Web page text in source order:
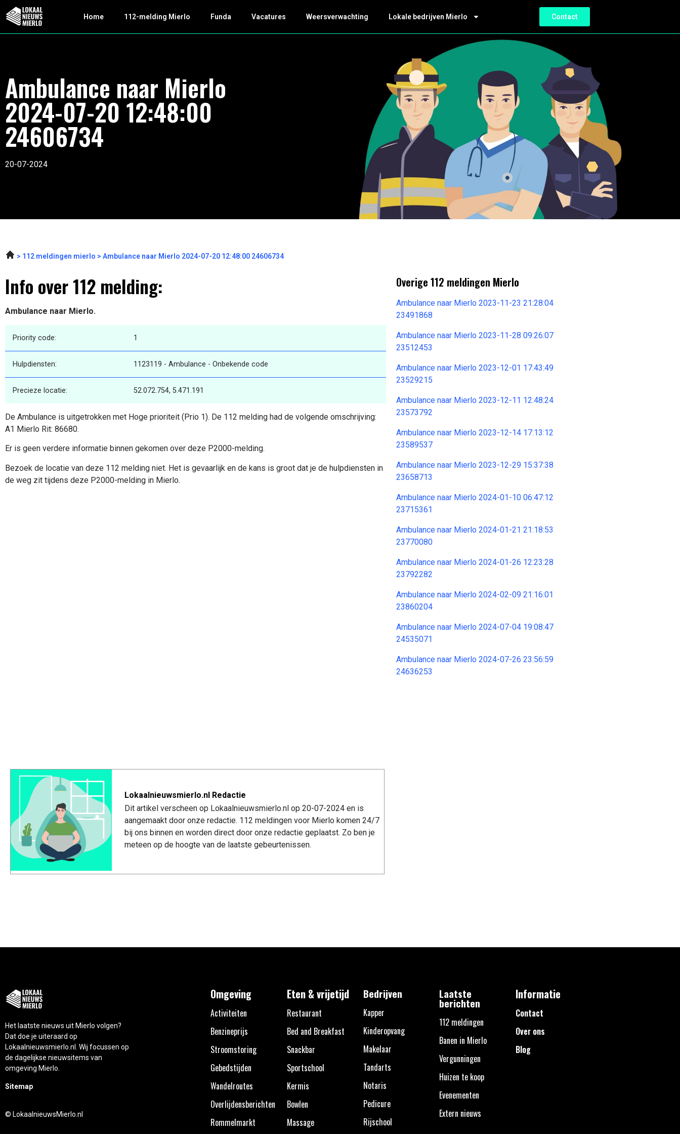
Home 112-melding Mierlo Funda Vacatures Weersverwachting Lokale bedrijven Mierlo Contact
Ambulance naar Mierlo
2024-07-20 12:48:00
24606734
20-07-2024
112 meldingen mierlo Ambulance naar Mierlo 2024-07-20 12:48:00 24606734
Info over 112 melding:
Ambulance naar Mierlo.
Priority code: 1
Hulpdiensten: 1123119 - Ambulance - Onbekende code
Precieze locatie: 52.072.754, 5.471.191
De Ambulance is uitgetrokken met Hoge prioriteit (Prio 1). De 112 melding had de volgende omschrijving:
A1 Mierlo Rit: 86680.
Er is geen verdere informatie binnen gekomen over deze P2000-melding.
Bezoek de locatie van deze 112 melding niet. Het is gevaarlijk en de kans is groot dat je de hulpdiensten in
de weg zit tijdens deze P2000-melding in Mierlo.
Overige 112 meldingen Mierlo
Ambulance naar Mierlo 2023-11-23 21:28:04
23491868
Ambulance naar Mierlo 2023-11-28 09:26:07
23512453
Ambulance naar Mierlo 2023-12-01 17:43:49
23529215
Ambulance naar Mierlo 2023-12-11 12:48:24
23573792
Ambulance naar Mierlo 2023-12-14 17:13:12
23589537
Ambulance naar Mierlo 2023-12-29 15:37:38
23658713
Ambulance naar Mierlo 2024-01-10 06:47:12
23715361
Ambulance naar Mierlo 2024-01-21 21:18:53
23770080
Ambulance naar Mierlo 2024-01-26 12:23:28
23792282
Ambulance naar Mierlo 2024-02-09 21:16:01
23860204
Ambulance naar Mierlo 2024-07-04 19:08:47
24535071
Ambulance naar Mierlo 2024-07-26 23:56:59
24636253
Lokaalnieuwsmierlo.nl Redactie
Dit artikel verscheen op Lokaalnieuwsmierlo.nl op 20-07-2024 en is
aangemaakt door onze redactie. 112 meldingen voor Mierlo komen 24/7
bij ons binnen en worden direct door onze redactie geplaatst. Zo ben je
meteen op de hoogte van de laatste gebeurtenissen.
Het laatste nieuws uit Mierlo volgen?
Dat doe je uiteraard op
Lokaalnieuwsmierlo.nl. Wij focussen op
de dagelijkse nieuwsitems van
omgeving Mierlo.
Sitemap
© LokaalnieuwsMierlo.nl
Omgeving
Activiteiten
Benzineprijs
Stroomstoring
Gebedstijden
Wandelroutes
Overlijdensberichten
Rommelmarkt
Eten & vrijetijd
Restaurant
Bed and Breakfast
Snackbar
Sportschool
Kermis
Bowlen
Massage
Bedrijven
Kapper
Kinderopvang
Makelaar
Tandarts
Notaris
Pedicure
Rijschool
Laatste
berichten
112 meldingen
Banen in Mierlo
Vergunningen
Huizen te koop
Evenementen
Extern nieuws
Informatie
Contact
Over ons
Blog